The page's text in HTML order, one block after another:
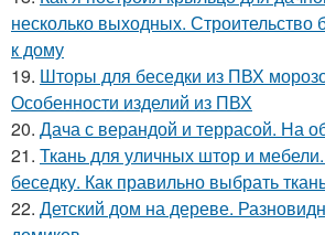
несколько выходных. Строительство
к дому
19. Шторы для беседки из ПВХ
Особенности изделий из ПВХ
20. Дача с верандой и террасой. На
21. Ткань для уличных штор и
беседку. Как правильно выбрать
22. Детский дом на дереве.